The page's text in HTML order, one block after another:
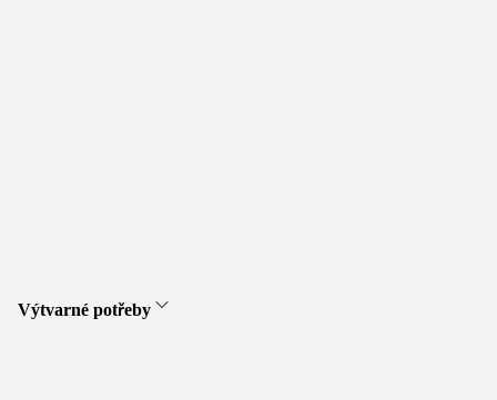
Výtvarné potřeby